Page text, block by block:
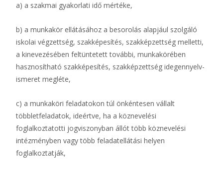
a) a szakmai gyakorlati idő mértéke,
b) a munkakör ellátásához a besorolás alapjául szolgáló
iskolai végzettség, szakképesítés, szakképzettség melletti,
a kinevezésében feltüntetett további, munkakörében
hasznosítható szakképesítés, szakképzettség idegennyelv-
ismeret megléte,
c) a munkaköri feladatokon túl önkéntesen vállalt
többletfeladatok, ideértve, ha a köznevelési
foglalkoztatotti jogviszonyban állót több köznevelési
intézményben vagy több feladatellátási helyen
foglalkoztatják,